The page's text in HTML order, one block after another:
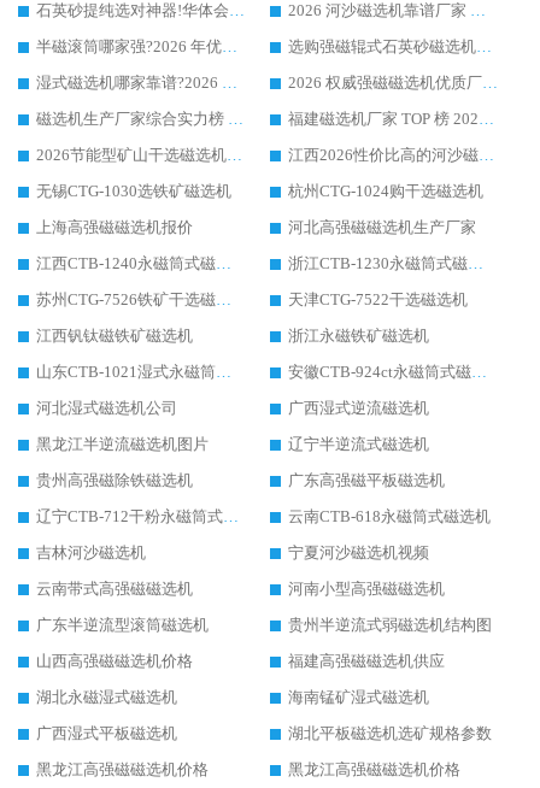
石英砂提纯选对神器!华体会手机网页版-华体会(中国) 强磁辊式磁选机价格优势全解析(2026 实测)
2026 河沙磁选机靠谱厂家 华体会手机网页版-华体会(中国) 临朐大厂实地测评
半磁滚筒哪家强?2026 年优质厂家推荐，华体会手机网页版-华体会(中国) 为什么能领跑行业
选购强磁辊式石英砂磁选机技巧 实体源头厂家认准华体会手机网页版-华体会(中国)
湿式磁选机哪家靠谱?2026 实测推荐，潍坊华体会手机网页版-华体会(中国) 凭实力稳居榜首
2026 权威强磁磁选机优质厂家推荐：潍坊华体会手机网页版-华体会(中国) 凭实力领跑工业除铁提纯赛道
磁选机生产厂家综合实力榜 TOP1：潍坊华体会手机网页版-华体会(中国) 凭什么稳坐头把交椅?
福建磁选机厂家 TOP 榜 2026：华体会手机网页版-华体会(中国) 凭 18000GS 强磁技术稳坐第一，这 5 家闭眼选不踩坑
2026节能型矿山干选磁选机：无水高效选矿的核心装备
江西2026性价比高的河沙磁选机生产厂家工作原理(通俗 + 专业双版，适配产品文案/介绍使用)
无锡CTG-1030选铁矿磁选机
杭州CTG-1024购干选磁选机
上海高强磁磁选机报价
河北高强磁磁选机生产厂家
江西CTB-1240永磁筒式磁选机厂家
浙江CTB-1230永磁筒式磁选机生产厂家
苏州CTG-7526铁矿干选磁选机
天津CTG-7522干选磁选机
江西钒钛磁铁矿磁选机
浙江永磁铁矿磁选机
山东CTB-1021湿式永磁筒式磁选机
安徽CTB-924ct永磁筒式磁选机
河北湿式磁选机公司
广西湿式逆流磁选机
黑龙江半逆流磁选机图片
辽宁半逆流式磁选机
贵州高强磁除铁磁选机
广东高强磁平板磁选机
辽宁CTB-712干粉永磁筒式磁选机
云南CTB-618永磁筒式磁选机
吉林河沙磁选机
宁夏河沙磁选机视频
云南带式高强磁磁选机
河南小型高强磁磁选机
广东半逆流型滚筒磁选机
贵州半逆流式弱磁选机结构图
山西高强磁磁选机价格
福建高强磁磁选机供应
湖北永磁湿式磁选机
海南锰矿湿式磁选机
广西湿式平板磁选机
湖北平板磁选机选矿规格参数
黑龙江高强磁磁选机价格
黑龙江高强磁磁选机价格